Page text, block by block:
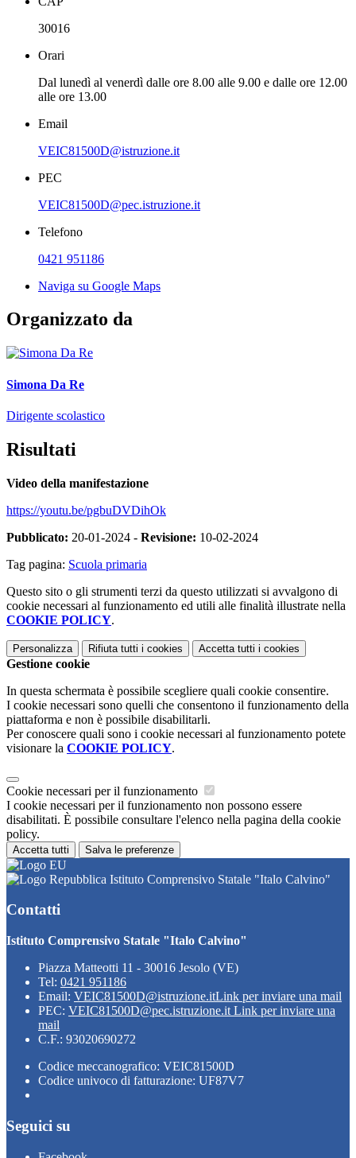
30016
Orari
Dal lunedì al venerdì dalle ore 8.00 alle 9.00 e dalle ore 12.00
alle ore 13.00
Email
VEIC81500D@istruzione.it
PEC
VEIC81500D@pec.istruzione.it
Telefono
0421 951186
Naviga su Google Maps
Organizzato da
Simona Da Re
Dirigente scolastico
Risultati
Video della manifestazione
https://youtu.be/pgbuDVDihOk
Pubblicato: 20-01-2024 - Revisione: 10-02-2024
Tag pagina: Scuola primaria
Questo sito o gli strumenti terzi da questo utilizzati si avvalgono di
cookie necessari al funzionamento ed utili alle finalità illustrate nella
COOKIE POLICY.
Personalizza Rifiuta tutti i cookies Accetta tutti i cookies
Gestione cookie
In questa schermata è possibile scegliere quali cookie consentire.
I cookie necessari sono quelli che consentono il funzionamento della
piattaforma e non è possibile disabilitarli.
Per conoscere quali sono i cookie necessari al funzionamento potete
visionare la COOKIE POLICY.
Cookie necessari per il funzionamento
I cookie necessari per il funzionamento non possono essere
disabilitati. È possibile consultare l'elenco nella pagina della cookie
policy.
Accetta tutti Salva le preferenze
Istituto Comprensivo Statale "Italo Calvino"
Contatti
Istituto Comprensivo Statale "Italo Calvino"
Piazza Matteotti 11 - 30016 Jesolo (VE)
Tel: 0421 951186
Email: VEIC81500D@istruzione.itLink per inviare una mail
PEC: VEIC81500D@pec.istruzione.it Link per inviare una
mail
C.F.: 93020690272
Codice meccanografico: VEIC81500D
Codice univoco di fatturazione: UF87V7
Seguici su